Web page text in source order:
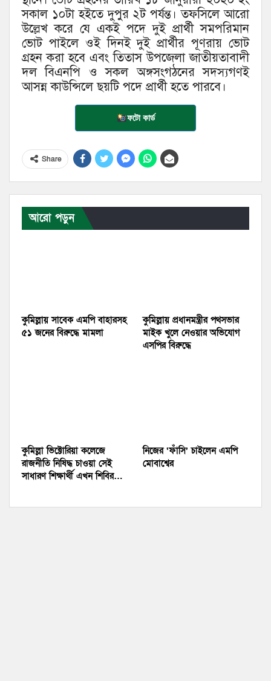
সকাল ১০টা হইতে দুপুর ২ট পর্যন্ত। তফসিলে আরো
উল্লেখ করে যে একই পদে দুই প্রার্থী সমপরিমান
ভোট পাইলে ওই দিনই দুই প্রার্থীর পূণরায় ভোট
গ্রহন করা হবে এবং তিতাস উপজেলা জাতীয়তাবাদী
দল বিএনপি ও সকল অঙ্গসংগঠনের সদস্যগণই
আসন্ন কাউন্সিলে ছয়টি পদে প্রার্থী হতে পারবে।
ফটো কার্ড
Share
আরো পড়ুন
কুমিল্লায় সাবেক এমপি বাহারসহ
৫১ জনের বিরুদ্ধে মামলা
কুমিল্লায় প্রধানমন্ত্রীর পথসভার
মাইক খুলে নেওয়ার অভিযোগ
এসপির বিরুদ্ধে
কুমিল্লা ভিক্টোরিয়া কলেজে
রাজনীতি নিষিদ্ধ চাওয়া সেই
সাধারণ শিক্ষার্থী এখন শিবির…
নিজের ‘ফাঁসি’ চাইলেন এমপি
মোবাশ্বের